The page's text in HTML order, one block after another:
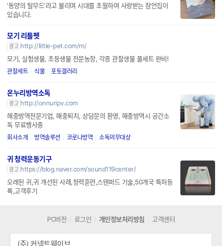
'동양의 탈무드'라고 불리며 시대를 초월하여 사랑받는 잠언집이
있습니다.
모기 리틀펫
광고 http://little-pet.com/m/
모기, 실험생물, 초등생물 전문농장, 각종 관찰생물 풀세트 완비!
관찰세트 식물 포토갤러리
온누리방역소독
광고 http://onnuripv.com
해충방역전문기업, 해충퇴치, 상담문의 환영, 해충방역시 공간소
독 무료행사중
회사소개 방역솔루션 코로나방역 소독의무대상
귀 청력운동기구
광고 https://blog.naver.com/sound119center/
오래된 귀,귀 개선된 사례,청력훈련,스탠퍼드 기술,50개국 특허등
록,고객후기
PC버전 로그인 개인정보처리방침 고객센터
(주) 커넥트웨이브